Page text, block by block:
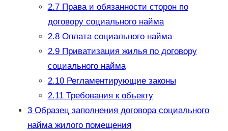
2.7Права и обязанности сторон по
договору социального найма
2.8Оплата социального найма
2.9Приватизация жилья по договору
социального найма
2.10Регламентирующие законы
2.11Требования к объекту
3Образец заполнения договора социального
найма жилого помещения